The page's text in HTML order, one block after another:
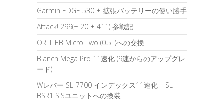
Garmin EDGE 530 + 拡張バッテリーの使い勝手
Attack! 299(+ 20 + 411) 参戦記
ORTLIEB Micro Two (0.5L)への交換
Bianch Mega Pro 11速化 (9速からのアップグレ
ード)
Wレバー SL-7700 インデックス11速化 – SL-
BSR1 SISユニットへの換装